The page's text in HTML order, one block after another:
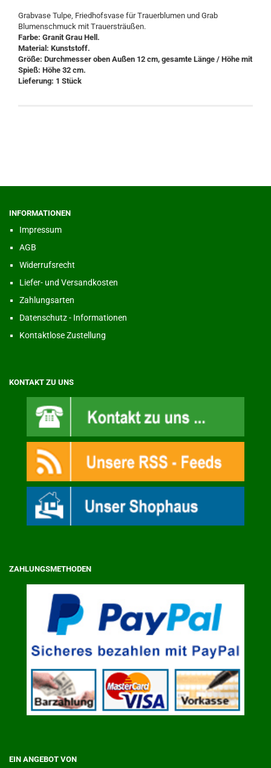
Grabvase Tulpe, Friedhofsvase für Trauerblumen und Grab
Blumenschmuck mit Trauersträußen.
Farbe: Granit Grau Hell.
Material: Kunststoff.
Größe: Durchmesser oben Außen 12 cm, gesamte Länge / Höhe mit
Spieß: Höhe 32 cm.
Lieferung: 1 Stück
INFORMATIONEN
Impressum
AGB
Widerrufsrecht
Liefer- und Versandkosten
Zahlungsarten
Datenschutz - Informationen
Kontaktlose Zustellung
KONTAKT ZU UNS
ZAHLUNGSMETHODEN
EIN ANGEBOT VON